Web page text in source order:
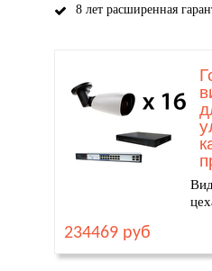
8 лет расширенная
234469 руб